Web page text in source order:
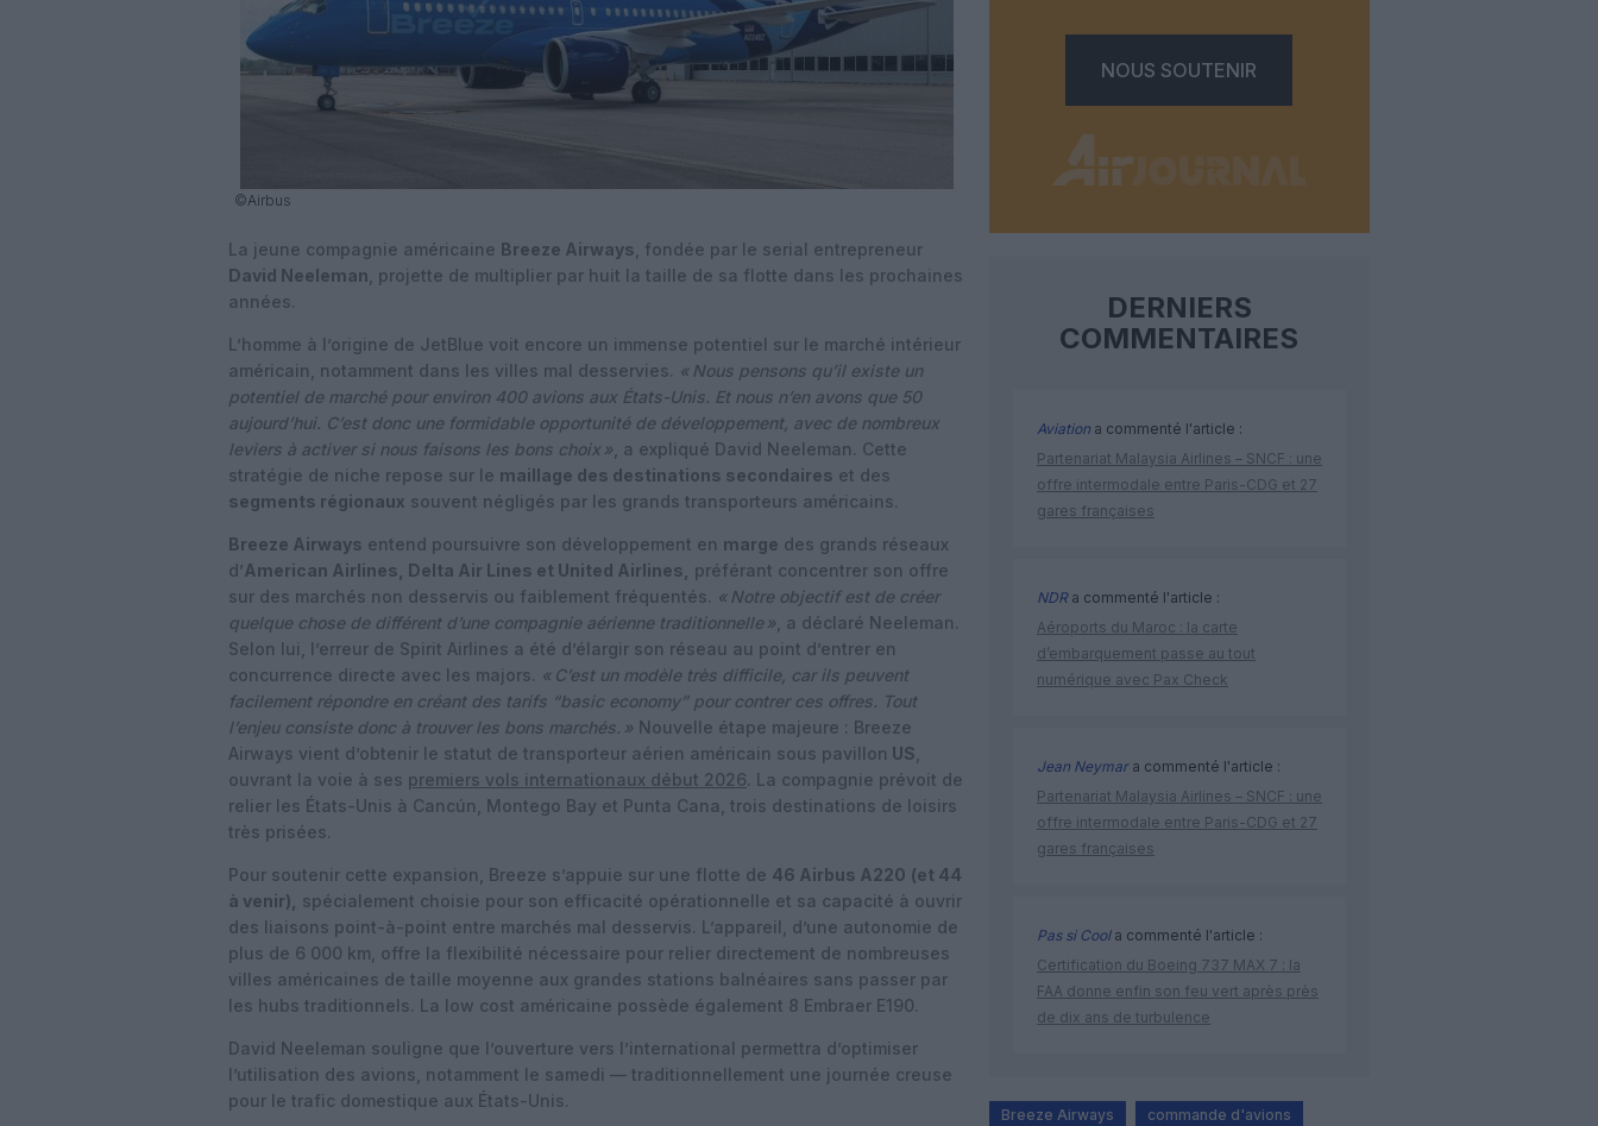
©Airbus
La jeune compagnie américaine Breeze Airways , fondée par le serial entrepreneur
David Neeleman , projette de multiplier par huit la taille de sa flotte dans les prochaines
années.
L’homme à l’origine de JetBlue voit encore un immense potentiel sur le marché intérieur
américain, notamment dans les villes mal desservies. « Nous pensons qu’il existe un
potentiel de marché pour environ 400 avions aux États-Unis. Et nous n’en avons que 50
aujourd’hui. C’est donc une formidable opportunité de développement, avec de nombreux
leviers à activer si nous faisons les bons choix » , a expliqué David Neeleman. Cette
stratégie de niche repose sur le maillage des destinations secondaires et des
segments régionaux souvent négligés par les grands transporteurs américains.
Breeze Airways entend poursuivre son développement en marge des grands réseaux
d’American Airlines, Delta Air Lines et United Airlines,
préférant concentrer son offre
sur des marchés non desservis ou faiblement fréquentés. « Notre objectif est de créer
quelque chose de différent d’une compagnie aérienne traditionnelle » , a déclaré Neeleman.
Selon lui, l’erreur de Spirit Airlines a été d’élargir son réseau au point d’entrer en
concurrence directe avec les majors. « C’est un modèle très difficile, car ils peuvent
facilement répondre en créant des tarifs “basic economy” pour contrer ces offres. Tout
l’enjeu consiste donc à trouver les bons marchés. » Nouvelle étape majeure : Breeze
Airways vient d’obtenir le statut de transporteur aérien américain sous pavillon US
ouvrant la voie à ses premiers vols internationaux début 2026. La compagnie prévoit de
relier les États-Unis à Cancún Montego Bay et Punta Cana , trois destinations de loisirs
très prisées.
Pour soutenir cette expansion, Breeze s’appuie sur une flotte de 46 Airbus A220 (et 44
à venir)
spécialement choisie pour son efficacité opérationnelle et sa capacité à ouvrir
des liaisons point-à-point entre marchés mal desservis. L’appareil, d’une autonomie de
plus de 6 000 km, offre la flexibilité nécessaire pour relier directement de nombreuses
villes américaines de taille moyenne aux grandes stations balnéaires sans passer par
les hubs traditionnels. La low cost américaine possède également 8 Embraer E190.
David Neeleman souligne que l’ouverture vers l’international permettra d’optimiser
l’utilisation des avions, notamment le samedi — traditionnellement une journée creuse
pour le trafic domestique aux États-Unis.
NOUS SOUTENIR
DERNIERS
COMMENTAIRES
Aviation a commenté l'article :
Partenariat Malaysia Airlines – SNCF : une
offre intermodale entre Paris-CDG et 27
gares françaises
NDRa commenté l'article :
Aéroports du Maroc : la carte
d’embarquement passe au tout
numérique avec Pax Check
Jean Neymara commenté l'article :
Partenariat Malaysia Airlines – SNCF : une
offre intermodale entre Paris-CDG et 27
gares françaises
Pas si Coola commenté l'article :
Certification du Boeing 737 MAX 7 : la
FAA donne enfin son feu vert après près
de dix ans de turbulence
Breeze Airways commande d'avions